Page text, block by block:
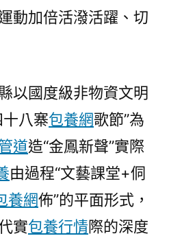
動加倍活潑活躍、切
以國度級非物資文明
八寨包養網歌節”為
道造“金鳳新聲”實際
由過程“文藝課堂+侗
養網佈”的平面形式，
實包養行情際的深度